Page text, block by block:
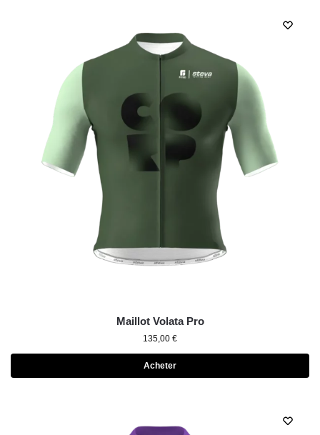
Maillot Volata Pro
135,00 €
Acheter